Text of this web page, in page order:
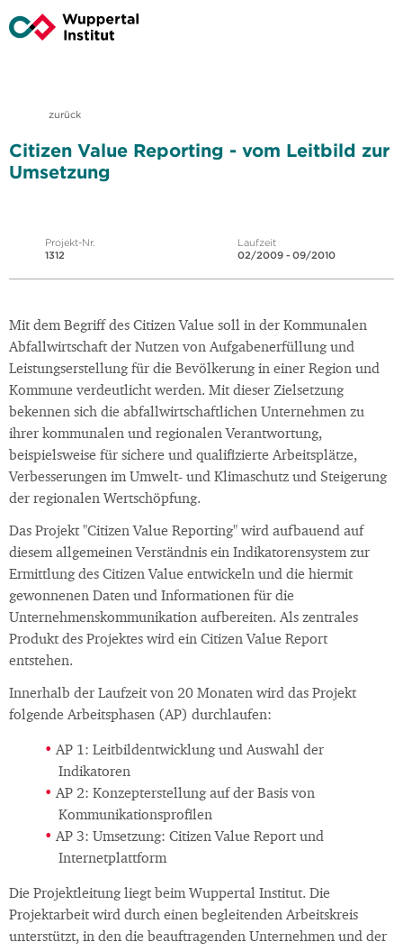
zurück
Citizen Value Reporting - vom Leitbild zur
Umsetzung
Projekt-Nr.
1312
Laufzeit
02/2009 - 09/2010
Mit dem Begriff des Citizen Value soll in der Kommunalen
Abfallwirtschaft der Nutzen von Aufgabenerfüllung und
Leistungserstellung für die Bevölkerung in einer Region und
Kommune verdeutlicht werden. Mit dieser Zielsetzung
bekennen sich die abfallwirtschaftlichen Unternehmen zu
ihrer kommunalen und regionalen Verantwortung,
beispielsweise für sichere und qualifizierte Arbeitsplätze,
Verbesserungen im Umwelt- und Klimaschutz und Steigerung
der regionalen Wertschöpfung.
Das Projekt "Citizen Value Reporting" wird aufbauend auf
diesem allgemeinen Verständnis ein Indikatorensystem zur
Ermittlung des Citizen Value entwickeln und die hiermit
gewonnenen Daten und Informationen für die
Unternehmenskommunikation aufbereiten. Als zentrales
Produkt des Projektes wird ein Citizen Value Report
entstehen.
Innerhalb der Laufzeit von 20 Monaten wird das Projekt
folgende Arbeitsphasen (AP) durchlaufen:
AP 1: Leitbildentwicklung und Auswahl der
Indikatoren
AP 2: Konzepterstellung auf der Basis von
Kommunikationsprofilen
AP 3: Umsetzung: Citizen Value Report und
Internetplattform
Die Projektleitung liegt beim Wuppertal Institut. Die
Projektarbeit wird durch einen begleitenden Arbeitskreis
unterstützt, in den die beauftragenden Unternehmen und der